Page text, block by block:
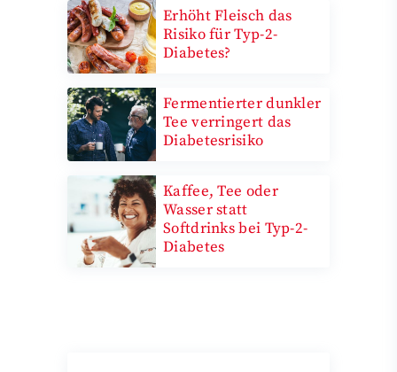
Erhöht Fleisch das
Risiko für Typ-2-
Diabetes?
Fermentierter dunkler
Tee verringert das
Diabetesrisiko
Kaffee, Tee oder
Wasser statt
Softdrinks bei Typ-2-
Diabetes